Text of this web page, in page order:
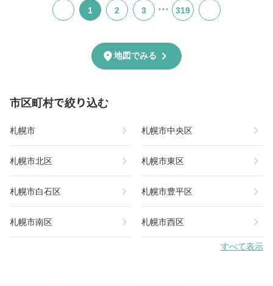
1 2 3 … 319
location_on地図でみる chevron_right
市区町村で絞り込む
札幌市 chevron_right 札幌市中央区 chevron_right
札幌市北区 chevron_right 札幌市東区 chevron_right
札幌市白石区 chevron_right 札幌市豊平区 chevron_right
札幌市南区 chevron_right 札幌市西区 chevron_right
すべて表示